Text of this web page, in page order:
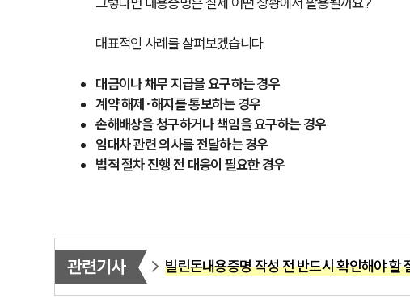
대표적인 사례를 살펴보겠습니다.
대금이나 채무 지급을 요구하는 경우
계약 해제·해지를 통보하는 경우
손해배상을 청구하거나 책임을 요구하는 경우
임대차 관련 의사를 전달하는 경우
법적 절차 진행 전 대응이 필요한 경우
관련기사 빌린돈내용증명 작성 전 반드시 확인해야 할